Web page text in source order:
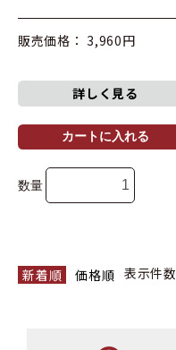
販売価格： 3,960円
詳しく見る
カートに入れる
数量
新着順 価格順 表示件数